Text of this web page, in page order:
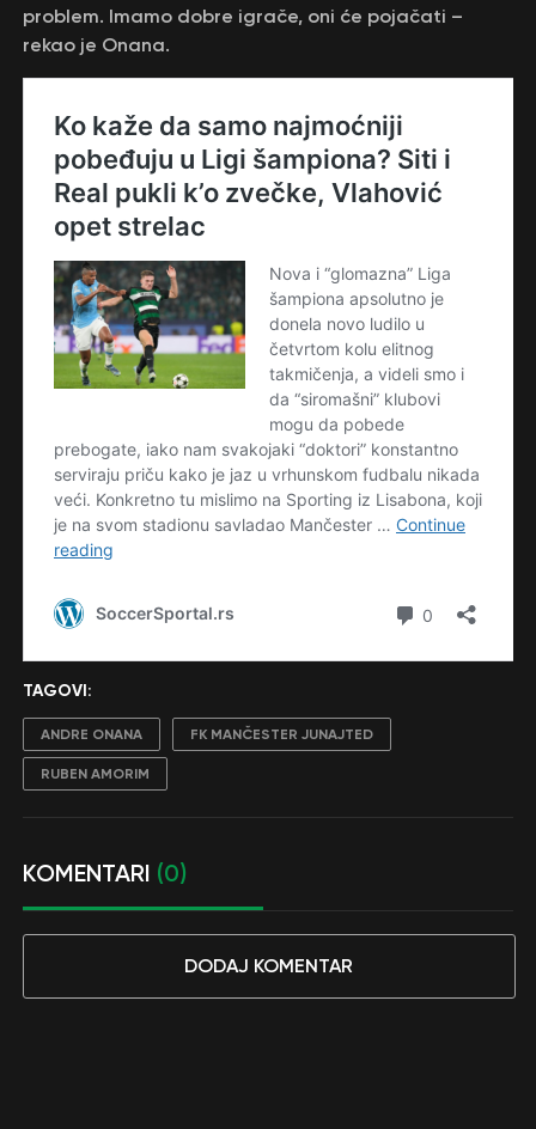
problem. Imamo dobre igrače, oni će pojačati –
rekao je Onana.
TAGOVI:
ANDRE ONANA FK MANČESTER JUNAJTED
RUBEN AMORIM
KOMENTARI (0)
DODAJ KOMENTAR